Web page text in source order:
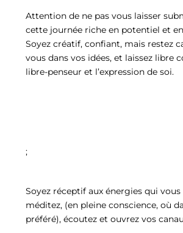
Attention de ne pas vous laisser
cette journée riche en potentiel et
Soyez créatif, confiant, mais restez
vous dans vos idées, et laissez libre
libre-penseur et l’expression de soi.
;
Soyez réceptif aux énergies qui
méditez, (en pleine conscience, où
préféré), écoutez et ouvrez vos